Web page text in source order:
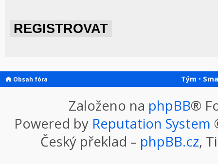
REGISTROVAT
Obsah fóra Tým •
Založeno na phpBB®
Powered by Reputation System
Český překlad – phpBB.cz,